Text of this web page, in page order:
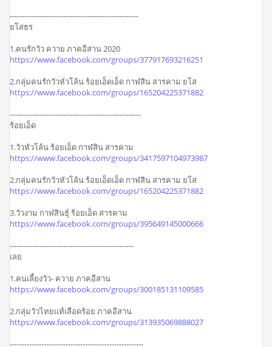
-----------------------------------------------------
ยโสธร
1.คนรักวัว ควาย ภาคอีสาน 2020
https://www.facebook.com/groups/377917693216251
2.กลุ่มคนรักวัวหัวโล้น ร้อยเอ็ดเอ็ด กาฬสิน สารคาม ยโส
https://www.facebook.com/groups/165204225371882
------------------------------------------------------
ร้อยเอ็ด
1.วัวหัวโล้น ร้อยเอ็ด กาฬสิน สารคาม
https://www.facebook.com/groups/3417597104973987
2.กลุ่มคนรักวัวหัวโล้น ร้อยเอ็ดเอ็ด กาฬสิน สารคาม ยโส
https://www.facebook.com/groups/165204225371882
3.วัวงาม กาฬสินธุ์ ร้อยเอ็ด สารคาม
https://www.facebook.com/groups/395649145000666
---------------------------------------------------
เลย
1.คนเลี้ยงวัว- ควาย ภาคอีสาน
https://www.facebook.com/groups/300185131109585
2.กลุ่มวัวไทยแท้เลือดร้อย ภาคอีสาน
https://www.facebook.com/groups/313935069888027
-------------------------------------------------------